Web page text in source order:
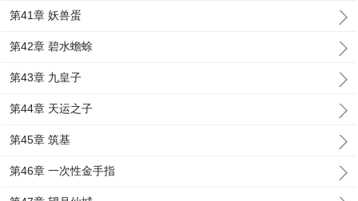
第41章 妖兽蛋
第42章 碧水蟾蜍
第43章 九皇子
第44章 天运之子
第45章 筑基
第46章 一次性金手指